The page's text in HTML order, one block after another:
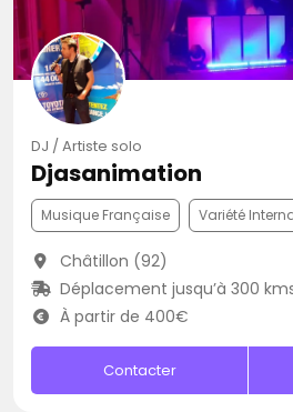
DJ / Artiste solo
Djasanimation
Musique Française Variété
Châtillon (92)
Déplacement jusqu’à 300
À partir de 400€
Contacter